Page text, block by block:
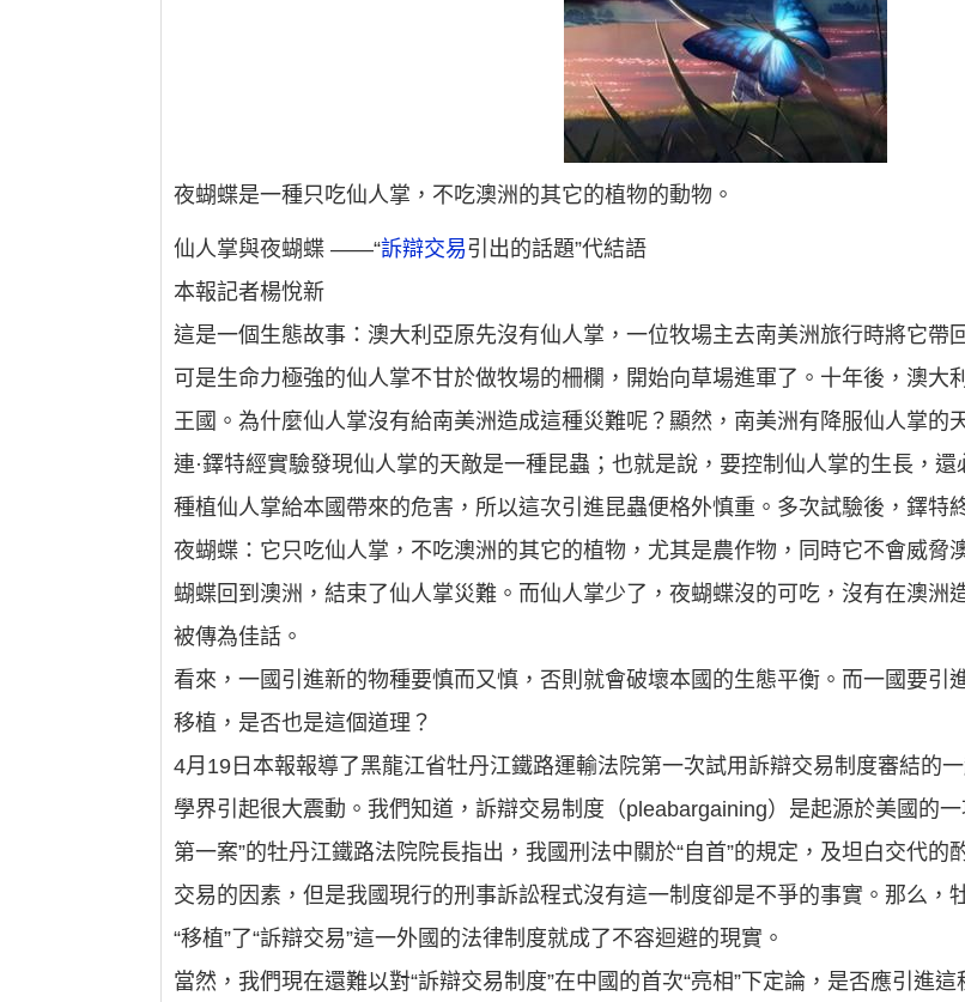
夜蝴蝶是一種只吃仙人掌，不吃澳洲的其它的植物的動物。
仙人掌與夜蝴蝶 ——“訴辯交易引出的話題”代結語
本報記者楊悅新
這是一個生態故事：澳大利亞原先沒有仙人掌，一位牧場主去南美洲旅行時將它帶
可是生命力極強的仙人掌不甘於做牧場的柵欄，開始向草場進軍了。十年後，澳大
王國。為什麼仙人掌沒有給南美洲造成這種災難呢？顯然，南美洲有降服仙人掌的
連·鐸特經實驗發現仙人掌的天敵是一種昆蟲；也就是說，要控制仙人掌的生長，
種植仙人掌給本國帶來的危害，所以這次引進昆蟲便格外慎重。多次試驗後，鐸
夜蝴蝶：它只吃仙人掌，不吃澳洲的其它的植物，尤其是農作物，同時它不會威脅
蝴蝶回到澳洲，結束了仙人掌災難。而仙人掌少了，夜蝴蝶沒的可吃，沒有在澳洲
被傳為佳話。
看來，一國引進新的物種要慎而又慎，否則就會破壞本國的生態平衡。而一國要引
移植，是否也是這個道理？
4月19日本報報導了黑龍江省牡丹江鐵路運輸法院第一次試用訴辯交易制度審結的
學界引起很大震動。我們知道，訴辯交易制度（pleabargaining）是起源於美國的
第一案”的牡丹江鐵路法院院長指出，我國刑法中關於“自首”的規定，及坦白交代
交易的因素，但是我國現行的刑事訴訟程式沒有這一制度卻是不爭的事實。那么，
“移植”了“訴辯交易”這一外國的法律制度就成了不容迴避的現實。
當然，我們現在還難以對“訴辯交易制度”在中國的首次“亮相”下定論，是否應引進